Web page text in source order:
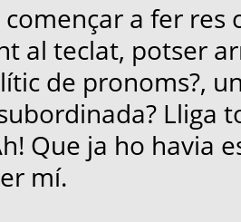
començar a fer
al teclat, potser
de pronoms?,
Lliga
Que ja ho havia
mí.